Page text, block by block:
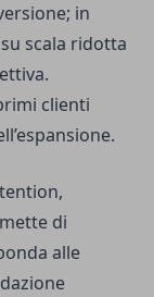
in
scala ridotta
clienti
di
alle